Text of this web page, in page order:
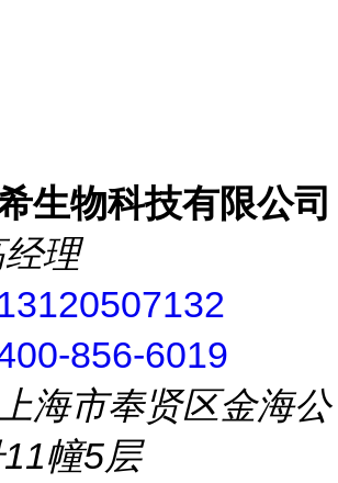
生物科技有限公司
理
856-6019
海市奉贤区金海公
幢5层